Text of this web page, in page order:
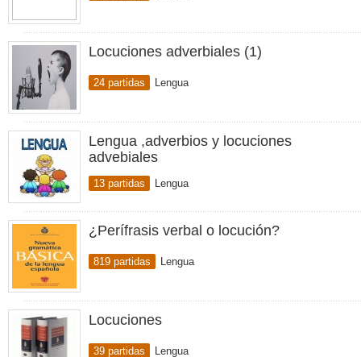
Locuciones adverbiales (1)
24 partidas Lengua
Lengua ,adverbios y locuciones
advebiales
13 partidas Lengua
¿Perífrasis verbal o locución?
819 partidas Lengua
Locuciones
39 partidas Lengua